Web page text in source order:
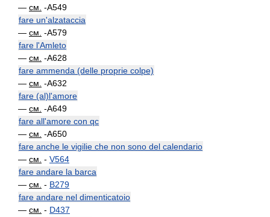
— см. -A549
fare un'alzataccia
— см. -A579
fare l'Amleto
— см. -A628
fare ammenda (delle proprie colpe)
— см. -A632
fare (al)l'amore
— см. -A649
fare all'amore con qc
— см. -A650
fare anche le vigilie che non sono del calendario
— см. - V564
fare andare la barca
— см. - B279
fare andare nel dimenticatoio
— см. - D437